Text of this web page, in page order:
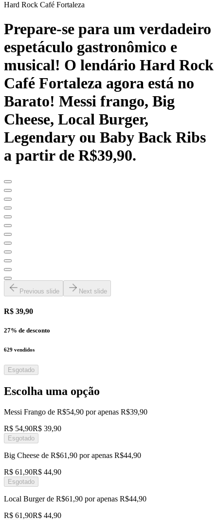
Hard Rock Café Fortaleza
Prepare-se para um verdadeiro
espetáculo gastronômico e
musical! O lendário Hard Rock
Café Fortaleza agora está no
Barato! Messi frango, Big
Cheese, Local Burger,
Legendary ou Baby Back Ribs
a partir de R$39,90.
Previous slide Next slide
R$ 39,90
27% de desconto
629 vendidos
Esgotado
Escolha uma opção
Messi Frango de R$54,90 por apenas R$39,90
R$ 54,90R$ 39,90
Esgotado
Big Cheese de R$61,90 por apenas R$44,90
R$ 61,90R$ 44,90
Esgotado
Local Burger de R$61,90 por apenas R$44,90
R$ 61,90R$ 44,90